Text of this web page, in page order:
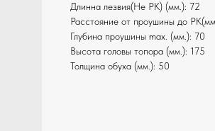
Длинна лезвия(Не РК) (мм.): 72
Расстояние от проушины до
Глубина проушины max. (мм.): 70
Высота головы топора (мм.): 175
Толщина обуха (мм.): 50